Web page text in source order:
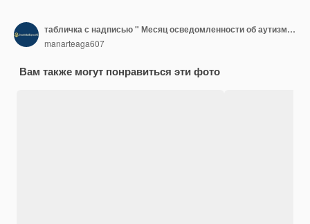
табличка с надписью " Месяц осведомленности об аутизме "
manarteaga607
Вам также могут понравиться эти фото